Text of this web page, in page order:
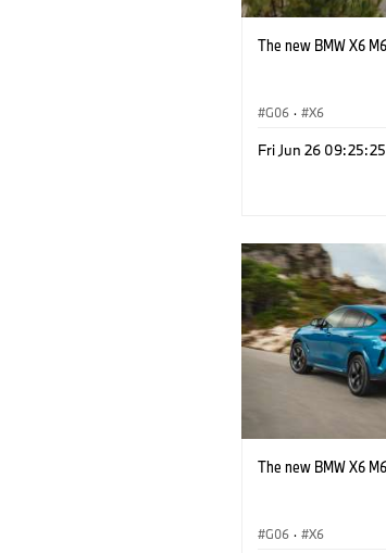
The new BMW X6
G06 · X6
Fri Jun 26
The new BMW X6
G06 · X6